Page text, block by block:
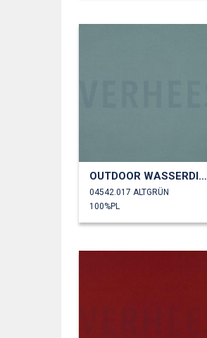
OUTDOOR WASSERDICHT
04542.017 ALTGRÜN
100%PL